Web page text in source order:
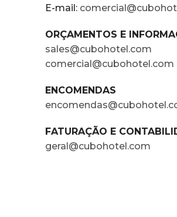
E-mail:
ORÇAMENTOS E
sales@cubohotel.com
comercial@cubohotel.com
ENCOMENDAS
FATURAÇÃO E
geral@cubohotel.com